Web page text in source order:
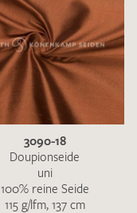
3090-18
Doupionseide
uni
100% reine Seide
115 g/lfm, 137 cm